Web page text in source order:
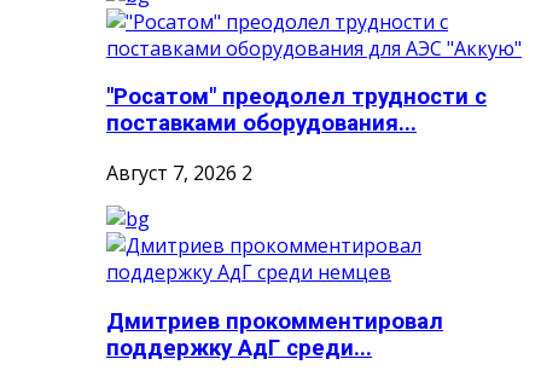
"Росатом" преодолел трудности с
поставками оборудования...
Август 7, 2026 2
Дмитриев прокомментировал
поддержку АдГ среди...